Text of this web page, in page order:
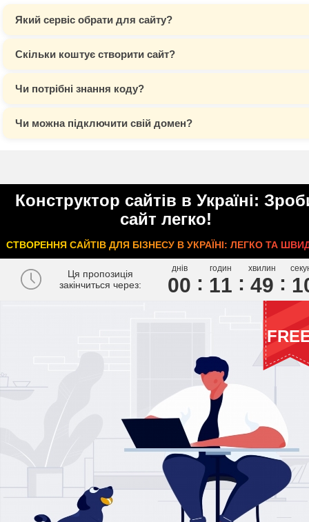
Який сервіс обрати для сайту?
Скільки коштує створити сайт?
Чи потрібні знання коду?
Чи можна підключити свій домен?
Конструктор сайтів в Україні:
сайт легко!
СТВОРЕННЯ САЙТІВ ДЛЯ БІЗНЕСУ В УКРАЇНІ: ЛЕГКО ТА
Ця пропозиція
закінчиться через:
днів
00
годин
11
хвилин
49 0